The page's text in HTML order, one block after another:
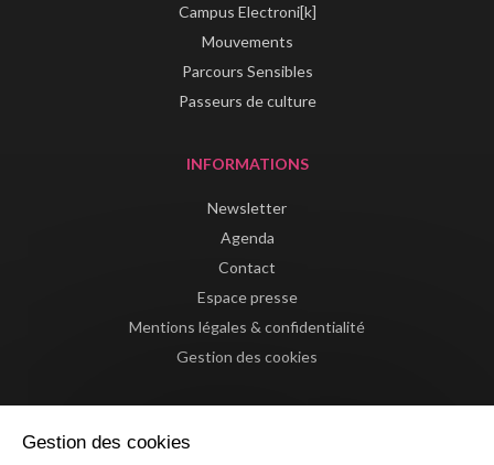
Campus Electroni[k]
Mouvements
Parcours Sensibles
Passeurs de culture
INFORMATIONS
Newsletter
Agenda
Contact
Espace presse
Mentions légales & confidentialité
Gestion des cookies
Gestion des cookies